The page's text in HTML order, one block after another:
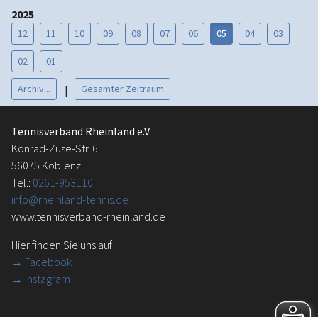
2025
12 11 10 09 08 07 06 05 04 03
02 01
Archiv... | Gesamter Zeitraum
Tennisverband Rheinland e.V.
Konrad-Zuse-Str. 6
56075 Koblenz
Tel.: 0261-953110
info@rheinland-tennis.de
www.tennisverband-rheinland.de
Hier finden Sie uns auf
→ Facebook
→ Instagram